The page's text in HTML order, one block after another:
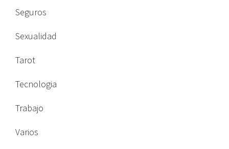
Seguros
Sexualidad
Tarot
Tecnologia
Trabajo
Varios